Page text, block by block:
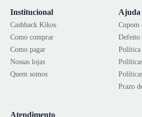
Institucional
Cashback Kikos
Como comprar
Como pagar
Nossas lojas
Quem somos
Ajuda
Cupom
Defeito
Política
Prazo
Atendimento